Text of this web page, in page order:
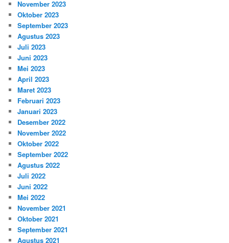
November 2023
Oktober 2023
September 2023
Agustus 2023
Juli 2023
Juni 2023
Mei 2023
April 2023
Maret 2023
Februari 2023
Januari 2023
Desember 2022
November 2022
Oktober 2022
September 2022
Agustus 2022
Juli 2022
Juni 2022
Mei 2022
November 2021
Oktober 2021
September 2021
Agustus 2021